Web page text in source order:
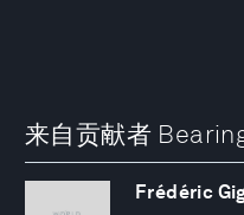
来自贡献者
Frédéric